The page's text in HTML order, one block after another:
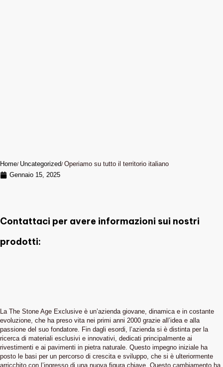
Home Uncategorized Operiamo su tutto il territorio italiano
Gennaio 15, 2025
Contattaci per avere informazioni sui nostri
prodotti:
La The Stone Age Exclusive è un’azienda giovane, dinamica e in costante
evoluzione, che ha preso vita nei primi anni 2000 grazie all’idea e alla
passione del suo fondatore. Fin dagli esordi, l’azienda si è distinta per la
ricerca di materiali esclusivi e innovativi, dedicati principalmente ai
rivestimenti e ai pavimenti in pietra naturale. Questo impegno iniziale ha
posto le basi per un percorso di crescita e sviluppo, che si è ulteriormente
arricchito con l’ingresso di una nuova figura chiave. Questo cambiamento ha